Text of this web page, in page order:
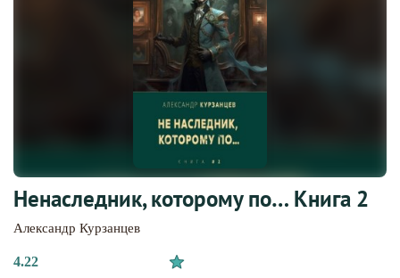
Ненаследник, которому по… Книга 2
Александр Курзанцев
4.22